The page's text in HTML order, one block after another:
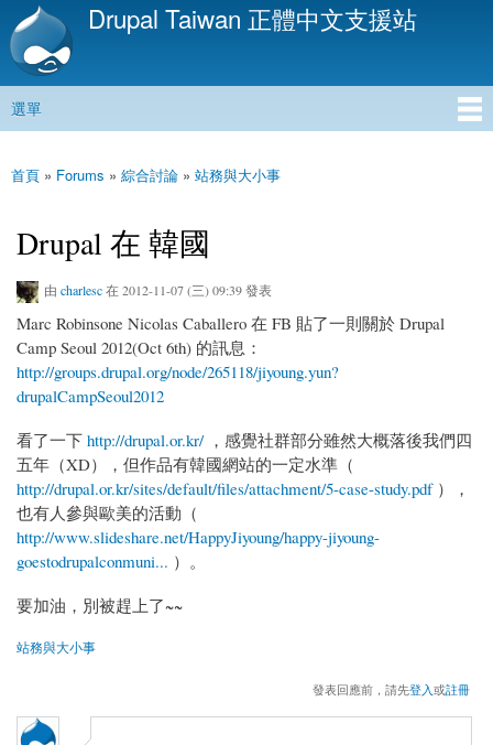
移
內
Drupal Taiwan 正體中文支援站
主選單
選單
您在這裡
首頁 » Forums » 綜合討論 » 站務與大小事
Drupal 在 韓國
由 charlesc在 2012-11-07 (三) 09:39 發表
Marc Robinsone Nicolas Caballero 在 FB 貼了一則關於 Drupal
Camp Seoul 2012(Oct 6th) 的訊息：
http://groups.drupal.org/node/265118/jiyoung.yun?
drupalCampSeoul2012
看了一下 http://drupal.or.kr/，感覺社群部分雖然大概落後我們四
五年（XD），但作品有韓國網站的一定水準（
http://drupal.or.kr/sites/default/files/attachment/5-case-study.pdf），
也有人參與歐美的活動（
http://www.slideshare.net/HappyJiyoung/happy-jiyoung-
goestodrupalconmuni... ）。
要加油，別被趕上了~~
站務與大小事
發表回應前，請先登入或註冊